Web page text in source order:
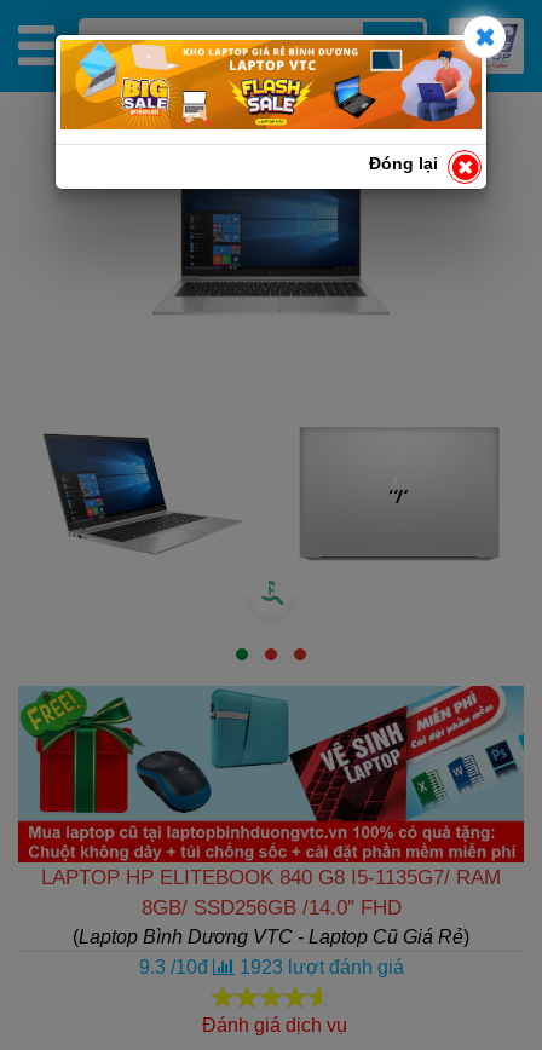
LAPTOP HP ELITEBOOK 840 G8 I5-1135G7/ RAM
8GB/ SSD256GB /14.0″ FHD
(Laptop Bình Dương VTC - Laptop Cũ Giá Rẻ)
9.3 /10đ 1923 lượt đánh giá
Đánh giá dịch vụ
Đóng lại